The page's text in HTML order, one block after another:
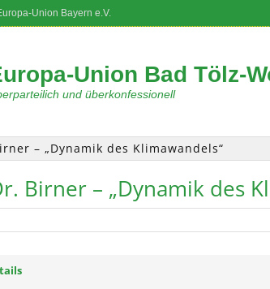
Union Bayern e.V.
Union Bad Tölz-
und überkonfessionell
– „Dynamik des Klimawandels“
Birner – „Dynamik des